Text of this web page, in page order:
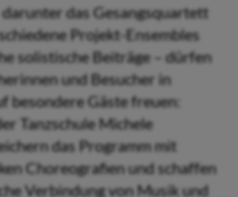
das Gesangsquartett
Projekt-Ensembles
solistische Beiträge – dürfen
und Besucher in
besondere Gäste freuen:
Tanzschule Michele
das Programm mit
Choreografien und schaffen
Verbindung von Musik und